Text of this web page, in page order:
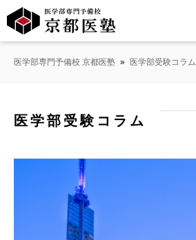
医学部専門予備校 京都医塾 » 医学部受験コラム
医学部受験コラム